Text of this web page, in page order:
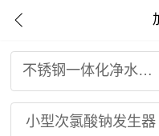
不锈钢一体化净水设备
小型次氯酸钠发生器